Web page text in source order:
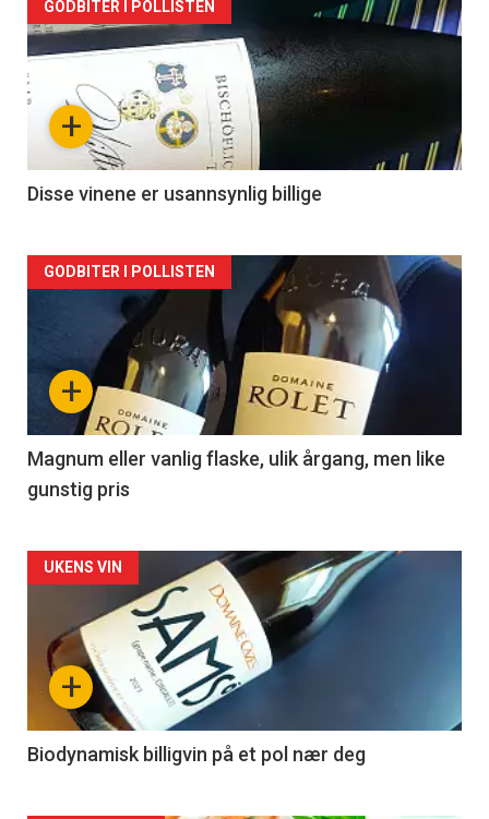
Forsiden
akkurat
nå
2
+
GODBITER I POLLISTEN
Disse vinene er usannsynlig billige
Forsiden
akkurat
nå
3
+
GODBITER I POLLISTEN
Magnum eller vanlig flaske, ulik årgang, men like
gunstig pris
Forsiden
akkurat
nå
4
+
UKENS VIN
Biodynamisk billigvin på et pol nær deg